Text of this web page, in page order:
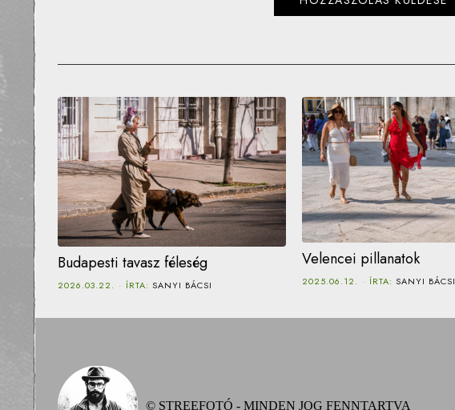
Budapesti tavasz féleség
2026.03.22. ÍRTA: SANYI BÁCSI
Velencei pillanatok
2025.06.12. ÍRTA: SANYI BÁCSI
© STREEFOTÓ - MINDEN JOG FENNTARTVA